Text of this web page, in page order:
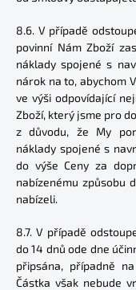
8.6. V případě
povinní Nám Zboží
náklady spojené s
nárok na to, abychom
ve výši odpovídající
Zboží, který jsme pro
z důvodu, že My
náklady spojené s
do výše Ceny za
nabízenému způsobu
nabízeli.
8.7. V případě
do 14 dnů ode dne
připsána, případně
Částka však nebude